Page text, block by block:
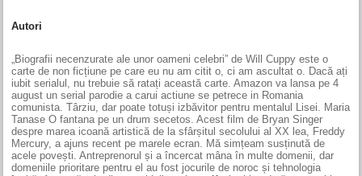
Autori
„Biografii necenzurate ale unor oameni celebri” de Will Cuppy este o
carte de non ficțiune pe care eu nu am citit o, ci am ascultat o. Dacă ați
iubit serialul, nu trebuie să ratați această carte. Amazon va lansa pe 4
august un serial parodie a carui actiune se petrece in Romania
comunista. Târziu, dar poate totuși izbăvitor pentru mentalul Lisei. Maria
Tanase O fantana pe un drum secetos. Acest film de Bryan Singer
despre marea icoană artistică de la sfârșitul secolului al XX lea, Freddy
Mercury, a ajuns recent pe marele ecran. Mă simțeam susținută de
acele povești. Antreprenorul și a încercat mâna în multe domenii, dar
domeniile prioritare pentru el au fost jocurile de noroc și tehnologia